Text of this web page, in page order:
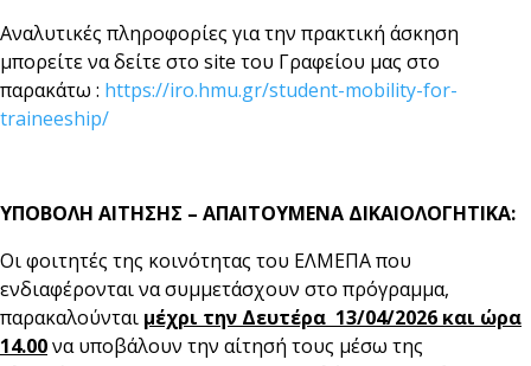
Αναλυτικές πληροφορίες για την πρακτική άσκηση
μπορείτε να δείτε στο site του Γραφείου μας στο
παρακάτω : https://iro.hmu.gr/student-mobility-for-
traineeship/
ΥΠΟΒΟΛΗ ΑΙΤΗΣΗΣ – ΑΠΑΙΤΟΥΜΕΝΑ ΔΙΚΑΙΟΛΟΓΗΤΙΚΑ:
Οι φοιτητές της κοινότητας του ΕΛΜΕΠΑ που
ενδιαφέρονται να συμμετάσχουν στο πρόγραμμα,
παρακαλούνται μέχρι την Δευτέρα 13/04/2026 και ώρα
14.00να υποβάλουν την αίτησή τους μέσω της